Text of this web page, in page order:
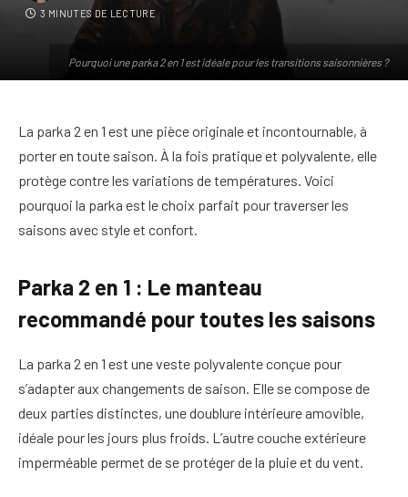
Pourquoi une parka 2 en 1 est idéale pour les transitions saisonnières ?
3 MINUTES DE LECTURE
La parka 2 en 1 est une pièce originale et incontournable, à
porter en toute saison. À la fois pratique et polyvalente, elle
protège contre les variations de températures. Voici
pourquoi la parka est le choix parfait pour traverser les
saisons avec style et confort.
Parka 2 en 1 : Le manteau
recommandé pour toutes les saisons
La parka 2 en 1 est une veste polyvalente conçue pour
s’adapter aux changements de saison. Elle se compose de
deux parties distinctes, une doublure intérieure amovible,
idéale pour les jours plus froids. L’autre couche extérieure
imperméable permet de se protéger de la pluie et du vent.